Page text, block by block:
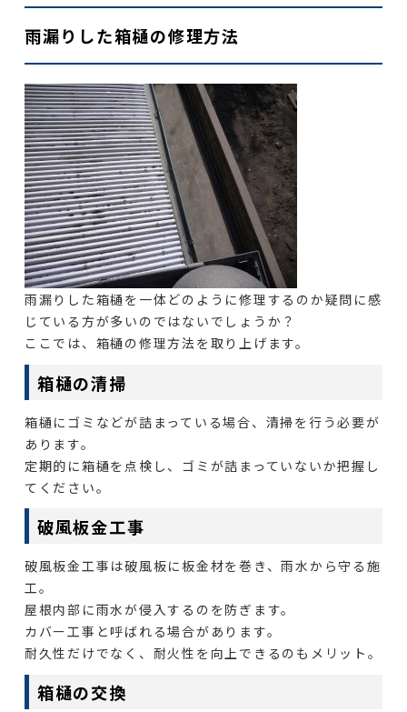
雨漏りした箱樋の修理方法
雨漏りした箱樋を一体どのように修理するのか疑問に感
じている方が多いのではないでしょうか？
ここでは、箱樋の修理方法を取り上げます。
箱樋の清掃
箱樋にゴミなどが詰まっている場合、清掃を行う必要が
あります。
定期的に箱樋を点検し、ゴミが詰まっていないか把握し
てください。
破風板金工事
破風板金工事は破風板に板金材を巻き、雨水から守る施
工。
屋根内部に雨水が侵入するのを防ぎます。
カバー工事と呼ばれる場合があります。
耐久性だけでなく、耐火性を向上できるのもメリット。
箱樋の交換